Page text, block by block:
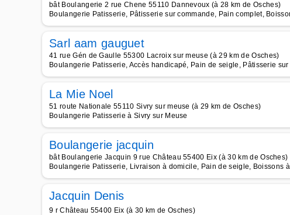
bât Boulangerie 2 rue Chene 55110 Dannevoux (à 28 km de Osches)
Boulangerie Patisserie, Pâtisserie sur commande, Pain complet,
Sarl aam gauguet
41 rue Gén de Gaulle 55300 Lacroix sur meuse (à 29 km de Osches)
Boulangerie Patisserie, Accès handicapé, Pain de seigle, Pâtisserie
La Mie Noel
51 route Nationale 55110 Sivry sur meuse (à 29 km de Osches)
Boulangerie Patisserie à Sivry sur Meuse
Boulangerie jacquin
bât Boulangerie Jacquin 9 rue Château 55400 Eix (à 30 km de Osches)
Boulangerie Patisserie, Livraison à domicile, Pain de seigle, Boissons
Jacquin Denis
9 r Château 55400 Eix (à 30 km de Osches)